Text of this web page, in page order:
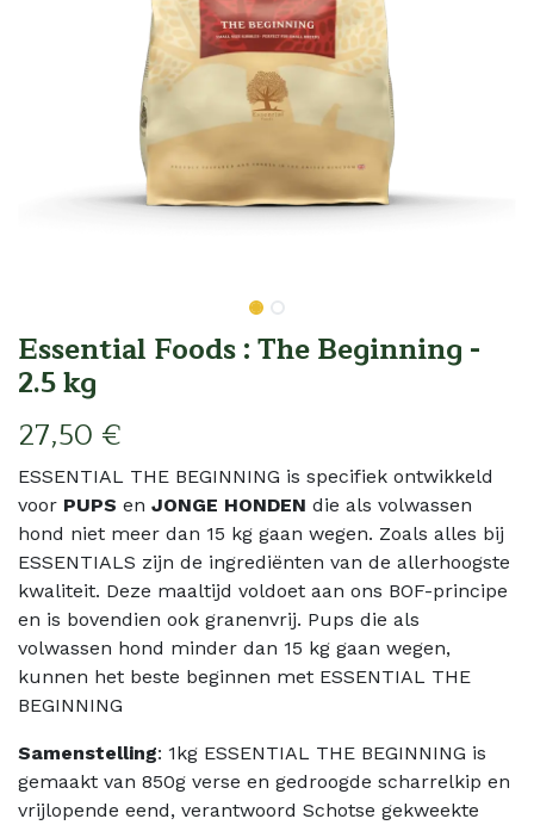
Essential Foods : The Beginning -
2.5 kg
27,50 €
ESSENTIAL THE BEGINNING is specifiek ontwikkeld
voor PUPS en JONGE HONDEN die als volwassen
hond niet meer dan 15 kg gaan wegen. Zoals alles bij
ESSENTIALS zijn de ingrediënten van de allerhoogste
kwaliteit. Deze maaltijd voldoet aan ons BOF-principe
en is bovendien ook granenvrij. Pups die als
volwassen hond minder dan 15 kg gaan wegen,
kunnen het beste beginnen met ESSENTIAL THE
BEGINNING
Samenstelling: 1kg ESSENTIAL THE BEGINNING is
gemaakt van 850g verse en gedroogde scharrelkip en
vrijlopende eend, verantwoord Schotse gekweekte